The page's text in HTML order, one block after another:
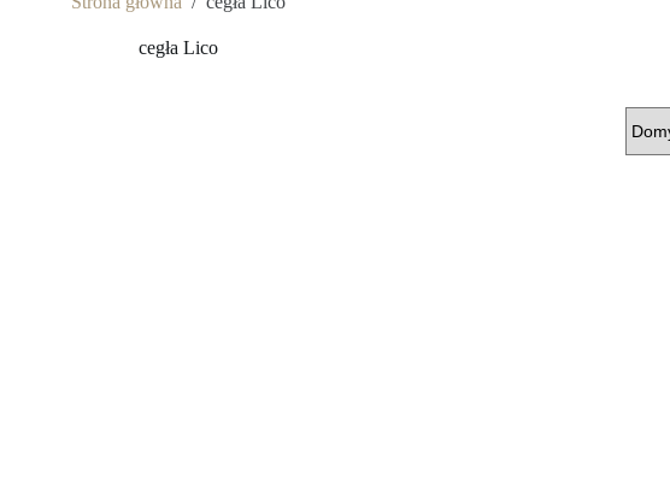
cegła Lico